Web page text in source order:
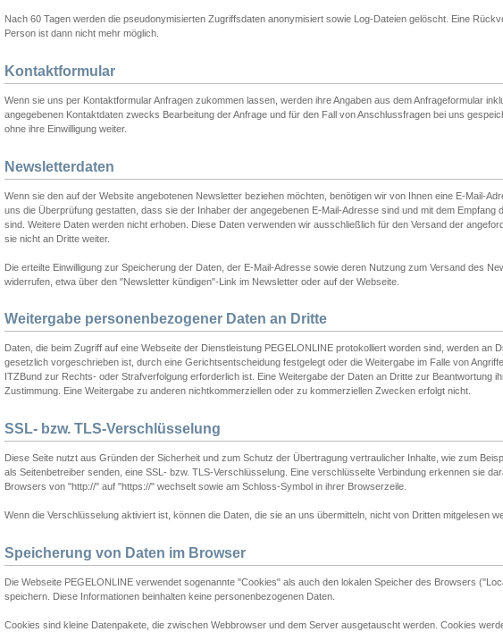
Nach 60 Tagen werden die pseudonymisierten Zugriffsdaten anonymisiert sowie Log-Dateien gelöscht. Eine
Person ist dann nicht mehr möglich.
Kontaktformular
Wenn sie uns per Kontaktformular Anfragen zukommen lassen, werden ihre Angaben aus dem Anfrageformular
angegebenen Kontaktdaten zwecks Bearbeitung der Anfrage und für den Fall von Anschlussfragen bei uns
ohne ihre Einwilligung weiter.
Newsletterdaten
Wenn sie den auf der Website angebotenen Newsletter beziehen möchten, benötigen wir von Ihnen eine E-Mail-
uns die Überprüfung gestatten, dass sie der Inhaber der angegebenen E-Mail-Adresse sind und mit dem Empfang
sind. Weitere Daten werden nicht erhoben. Diese Daten verwenden wir ausschließlich für den Versand der
sie nicht an Dritte weiter.
Die erteilte Einwilligung zur Speicherung der Daten, der E-Mail-Adresse sowie deren Nutzung zum Versand des
widerrufen, etwa über den "Newsletter kündigen"-Link im Newsletter oder auf der Webseite.
Weitergabe personenbezogener Daten an Dritte
Daten, die beim Zugriff auf eine Webseite der Dienstleistung PEGELONLINE protokolliert worden sind, werden an
gesetzlich vorgeschrieben ist, durch eine Gerichtsentscheidung festgelegt oder die Weitergabe im Falle von
ITZBund zur Rechts- oder Strafverfolgung erforderlich ist. Eine Weitergabe der Daten an Dritte zur Beantwortung
Zustimmung. Eine Weitergabe zu anderen nichtkommerziellen oder zu kommerziellen Zwecken erfolgt nicht.
SSL- bzw. TLS-Verschlüsselung
Diese Seite nutzt aus Gründen der Sicherheit und zum Schutz der Übertragung vertraulicher Inhalte, wie zum
als Seitenbetreiber senden, eine SSL- bzw. TLS-Verschlüsselung. Eine verschlüsselte Verbindung erkennen sie
Browsers von "http://" auf "https://" wechselt sowie am Schloss-Symbol in ihrer Browserzeile.
Wenn die Verschlüsselung aktiviert ist, können die Daten, die sie an uns übermitteln, nicht von Dritten mitgelesen
Speicherung von Daten im Browser
Die Webseite PEGELONLINE verwendet sogenannte "Cookies" als auch den lokalen Speicher des Browsers
speichern. Diese Informationen beinhalten keine personenbezogenen Daten.
Cookies sind kleine Datenpakete, die zwischen Webbrowser und dem Server ausgetauscht werden. Cookies